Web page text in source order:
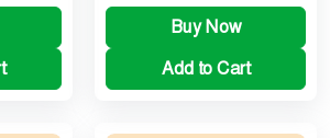
Buy Now
Add to Cart